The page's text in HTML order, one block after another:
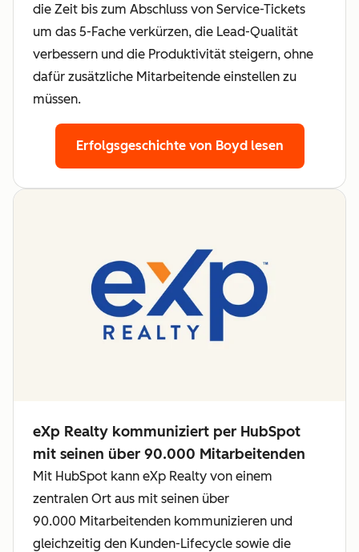
die Zeit bis zum Abschluss von Service-Tickets
um das 5-Fache verkürzen, die Lead-Qualität
verbessern und die Produktivität steigern, ohne
dafür zusätzliche Mitarbeitende einstellen zu
müssen.
Erfolgsgeschichte von Boyd lesen
eXp Realty kommuniziert per HubSpot
mit seinen über 90.000 Mitarbeitenden
Mit HubSpot kann eXp Realty von einem
zentralen Ort aus mit seinen über
90.000 Mitarbeitenden kommunizieren und
gleichzeitig den Kunden-Lifecycle sowie die